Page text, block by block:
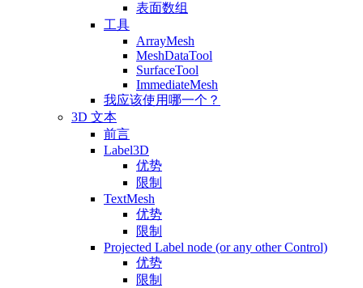
表面数组
工具
ArrayMesh
MeshDataTool
SurfaceTool
ImmediateMesh
我应该使用哪一个？
3D 文本
前言
Label3D
优势
限制
TextMesh
优势
限制
Projected Label node (or any other Control)
优势
限制